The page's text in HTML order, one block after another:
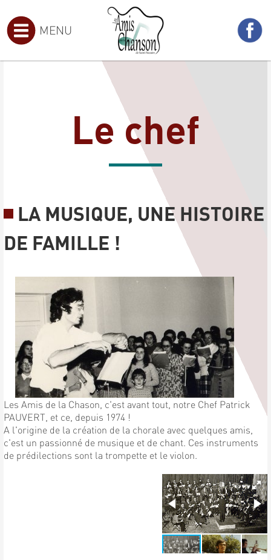
MENU
Le chef
LA MUSIQUE, UNE HISTOIRE
DE FAMILLE !
Les Amis de la Chason, c'est avant tout, notre Chef Patrick
PAUVERT, et ce, depuis 1974 !
A l'origine de la création de la chorale avec quelques amis,
c'est un passionné de musique et de chant. Ces instruments
de prédilections sont la trompette et le violon.